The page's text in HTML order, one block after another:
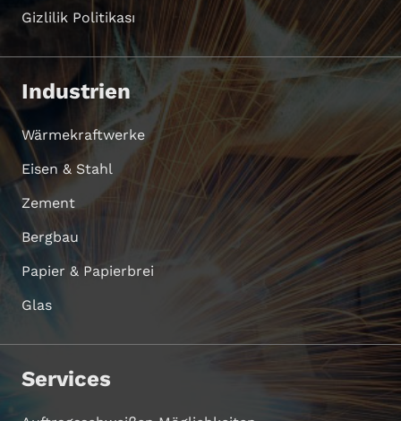
Gizlilik Politikası
Industrien
Wärmekraftwerke
Eisen & Stahl
Zement
Bergbau
Papier & Papierbrei
Glas
Services